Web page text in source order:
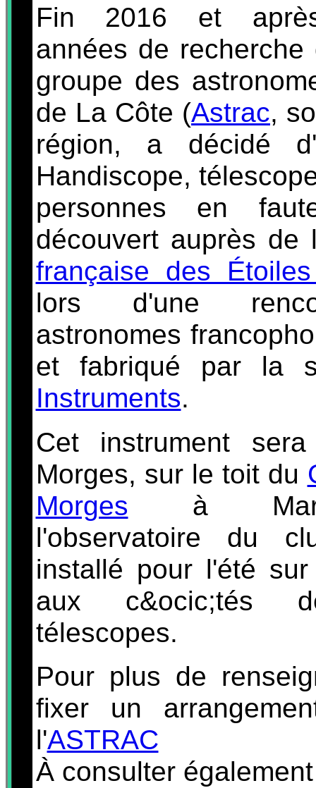
Fin 2016 et
années de
groupe des
de La Côte (Astrac,
région, a décidé
Handiscope,
personnes en
découvert auprès de
française des
lors d'une
astronomes
et fabriqué par la
Instruments.
Cet instrument
Morges, sur le toit du
Morges à
l'observatoire du
installé pour l'été
aux c&ocic;tés
télescopes.
Pour plus de
fixer un
l'ASTRAC
À consulter